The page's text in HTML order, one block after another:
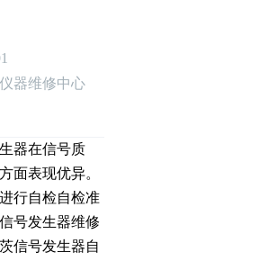
09-01
器在信号质
表现优异。
行自检自检准
信号发生器维修
信号发生器自